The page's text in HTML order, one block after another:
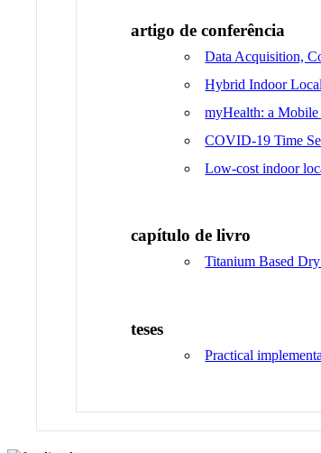
artigo de conferência
Data Acquisition,
Hybrid Indoor
myHealth: a
COVID-19 Time
Low-cost indoor
capítulo de livro
Titanium Based
teses
Practical